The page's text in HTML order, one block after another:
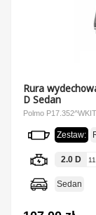
Rura
D Sedan
Polmo
Zestaw:
2.0 D
Sedan